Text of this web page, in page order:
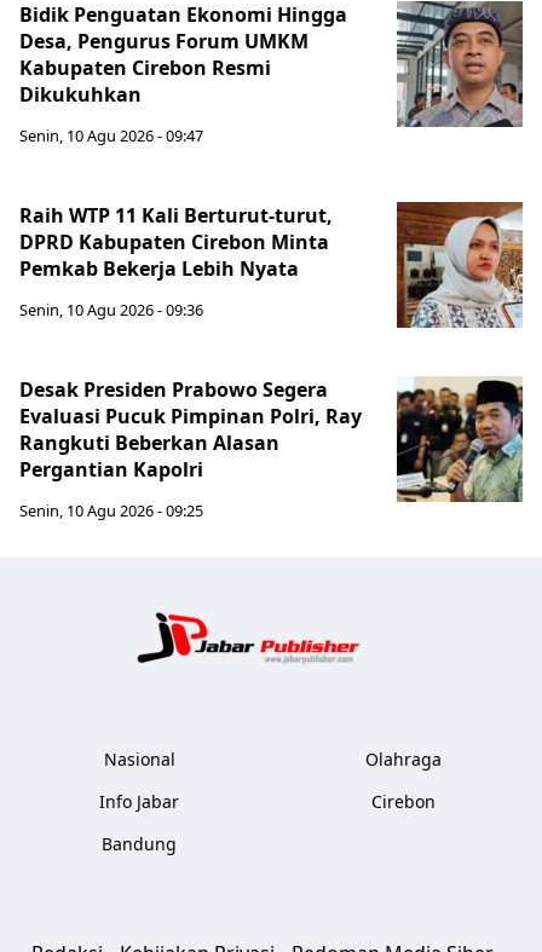
Bidik Penguatan Ekonomi Hingga
Desa, Pengurus Forum UMKM
Kabupaten Cirebon Resmi
Dikukuhkan
Senin, 10 Agu 2026 - 09:47
Raih WTP 11 Kali Berturut-turut,
DPRD Kabupaten Cirebon Minta
Pemkab Bekerja Lebih Nyata
Senin, 10 Agu 2026 - 09:36
Desak Presiden Prabowo Segera
Evaluasi Pucuk Pimpinan Polri, Ray
Rangkuti Beberkan Alasan
Pergantian Kapolri
Senin, 10 Agu 2026 - 09:25
Nasional
Info Jabar
Bandung
Olahraga
Cirebon